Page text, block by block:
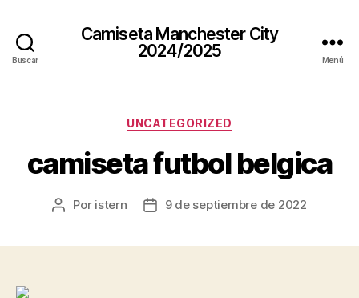
Buscar
Camiseta Manchester City
2024/2025
Menú
Categorías
UNCATEGORIZED
camiseta futbol belgica
Autor
Por istern
Fecha9 de septiembre de 2022